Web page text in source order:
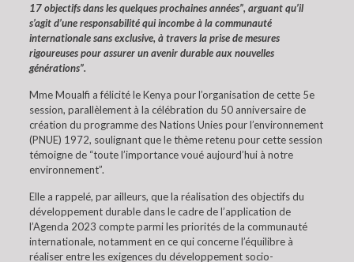
17 objectifs dans les quelques prochaines années”, arguant qu’il
s’agit d’une responsabilité qui incombe à la communauté
internationale sans exclusive, à travers la prise de mesures
rigoureuses pour assurer un avenir durable aux nouvelles
générations”.
Mme Moualfi a félicité le Kenya pour l’organisation de cette 5e
session, parallèlement à la célébration du 50 anniversaire de
création du programme des Nations Unies pour l’environnement
(PNUE) 1972, soulignant que le thème retenu pour cette session
témoigne de “toute l’importance voué aujourd’hui à notre
environnement”.
Elle a rappelé, par ailleurs, que la réalisation des objectifs du
développement durable dans le cadre de l’application de
l’Agenda 2023 compte parmi les priorités de la communauté
internationale, notamment en ce qui concerne l’équilibre à
réaliser entre les exigences du développement socio-